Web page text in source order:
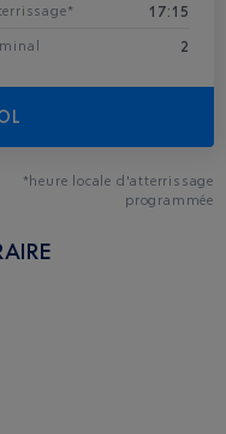
17:15
2
*heure locale d'atterrissage
programmée